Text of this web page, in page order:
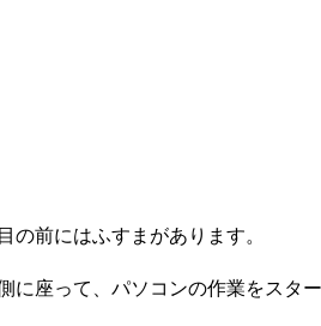
の前にはふすまがあります。
に座って、パソコンの作業をスター